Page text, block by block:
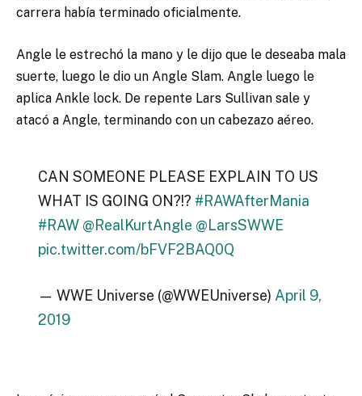
carrera había terminado oficialmente.
Angle le estrechó la mano y le dijo que le deseaba mala
suerte, luego le dio un Angle Slam. Angle luego le
aplica Ankle lock. De repente Lars Sullivan sale y
atacó a Angle, terminando con un cabezazo aéreo.
CAN SOMEONE PLEASE EXPLAIN TO US
WHAT IS GOING ON?!? #RAWAfterMania
#RAW @RealKurtAngle @LarsSWWE
pic.twitter.com/bFVF2BAQ0Q
— WWE Universe (@WWEUniverse) April 9,
2019